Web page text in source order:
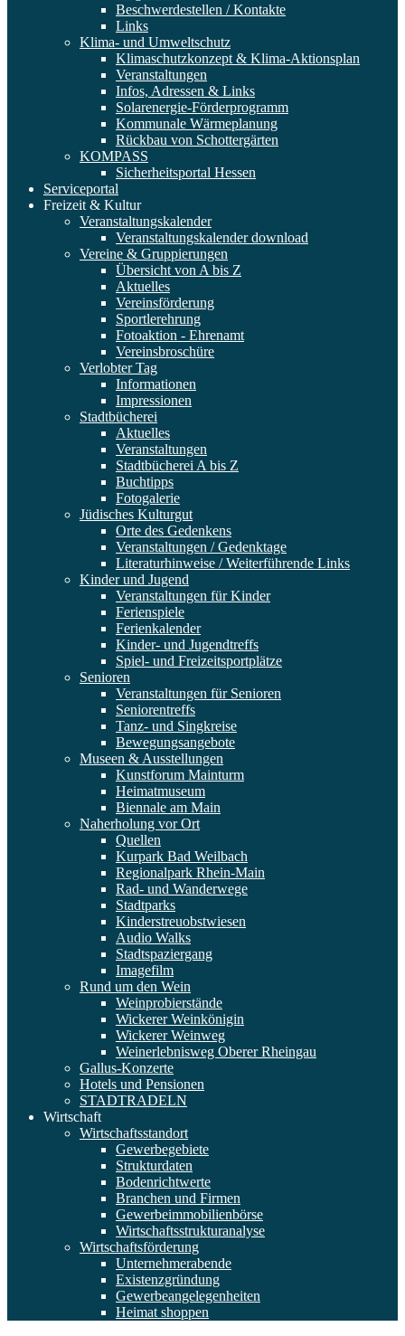
Beschwerdestellen / Kontakte
Links
Klima- und Umweltschutz
Klimaschutzkonzept & Klima-Aktionsplan
Veranstaltungen
Infos, Adressen & Links
Solarenergie-Förderprogramm
Kommunale Wärmeplanung
Rückbau von Schottergärten
KOMPASS
Sicherheitsportal Hessen
Serviceportal
Freizeit & Kultur
Veranstaltungskalender
Veranstaltungskalender download
Vereine & Gruppierungen
Übersicht von A bis Z
Aktuelles
Vereinsförderung
Sportlerehrung
Fotoaktion - Ehrenamt
Vereinsbroschüre
Verlobter Tag
Informationen
Impressionen
Stadtbücherei
Aktuelles
Veranstaltungen
Stadtbücherei A bis Z
Buchtipps
Fotogalerie
Jüdisches Kulturgut
Orte des Gedenkens
Veranstaltungen / Gedenktage
Literaturhinweise / Weiterführende Links
Kinder und Jugend
Veranstaltungen für Kinder
Ferienspiele
Ferienkalender
Kinder- und Jugendtreffs
Spiel- und Freizeitsportplätze
Senioren
Veranstaltungen für Senioren
Seniorentreffs
Tanz- und Singkreise
Bewegungsangebote
Museen & Ausstellungen
Kunstforum Mainturm
Heimatmuseum
Biennale am Main
Naherholung vor Ort
Quellen
Kurpark Bad Weilbach
Regionalpark Rhein-Main
Rad- und Wanderwege
Stadtparks
Kinderstreuobstwiesen
Audio Walks
Stadtspaziergang
Imagefilm
Rund um den Wein
Weinprobierstände
Wickerer Weinkönigin
Wickerer Weinweg
Weinerlebnisweg Oberer Rheingau
Gallus-Konzerte
Hotels und Pensionen
STADTRADELN
Wirtschaft
Wirtschaftsstandort
Gewerbegebiete
Strukturdaten
Bodenrichtwerte
Branchen und Firmen
Gewerbeimmobilienbörse
Wirtschaftsstrukturanalyse
Wirtschaftsförderung
Unternehmerabende
Existenzgründung
Gewerbeangelegenheiten
Heimat shoppen